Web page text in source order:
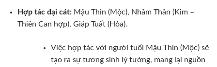
Hợp tác đại cát:Mậu Thìn (Mộc), Nhâm Thân (Kim –
Thiên Can hợp), Giáp Tuất (Hỏa).
Việc hợp tác với người tuổi Mậu Thìn (Mộc) sẽ
tạo ra sự tương sinh lý tưởng, mang lại nguồn